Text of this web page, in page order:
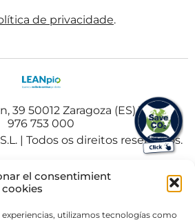
el consentimient
cookies
utilizamos tecnologías como
de privacidade.
39 50012 Zaragoza (ES) Tel. +34
976 753 000
| Todos os direitos reservados.
Polski
Portuguese